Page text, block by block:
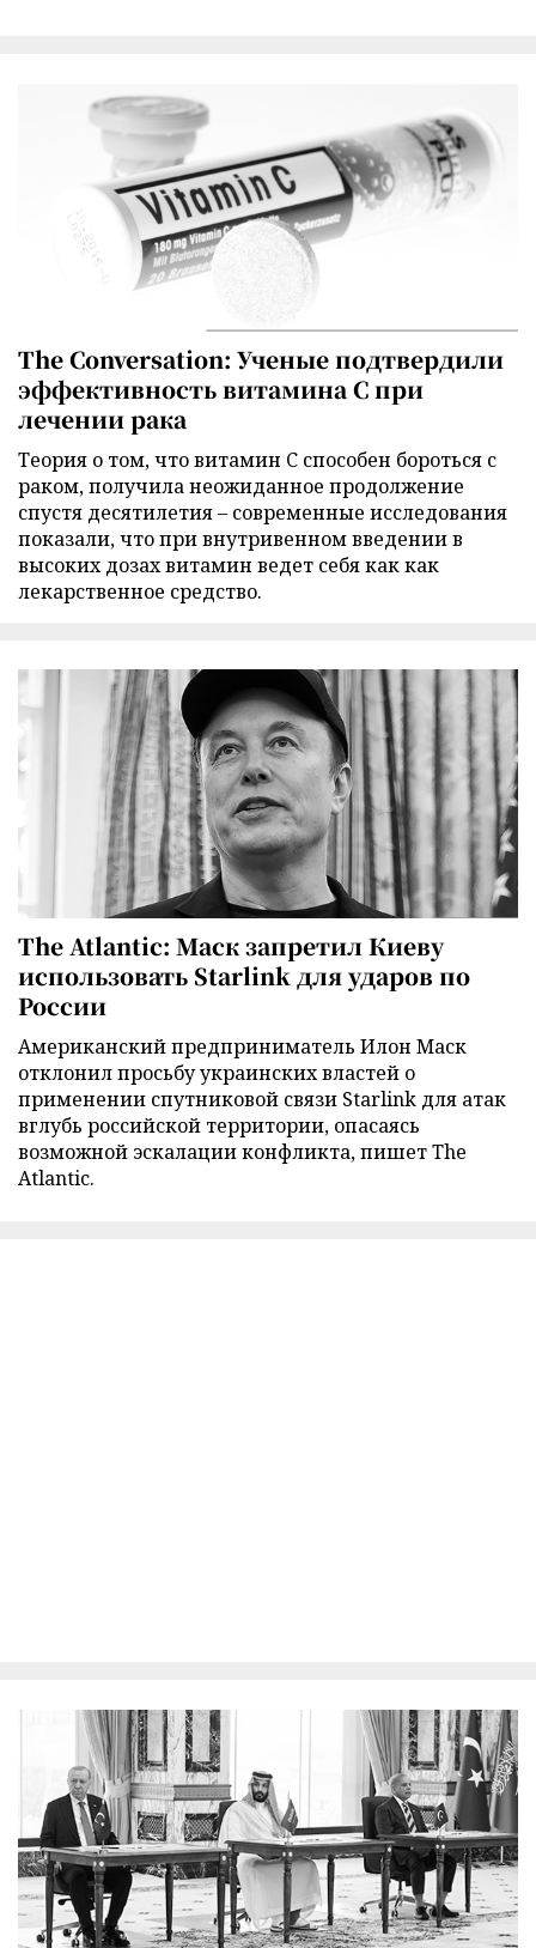
The Conversation: Ученые подтвердили
эффективность витамина C при
лечении рака
Теория о том, что витамин C способен бороться с
раком, получила неожиданное продолжение
спустя десятилетия – современные исследования
показали, что при внутривенном введении в
высоких дозах витамин ведет себя как как
лекарственное средство.
The Atlantic: Маск запретил Киеву
использовать Starlink для ударов по
России
Американский предприниматель Илон Маск
отклонил просьбу украинских властей о
применении спутниковой связи Starlink для атак
вглубь российской территории, опасаясь
возможной эскалации конфликта, пишет The
Atlantic.